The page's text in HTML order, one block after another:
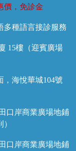
價，免診金
多種語言接診服務
15樓（迎賓廣場
，海悅華城104號
口岸商業廣場地鋪
口岸商業廣場地鋪